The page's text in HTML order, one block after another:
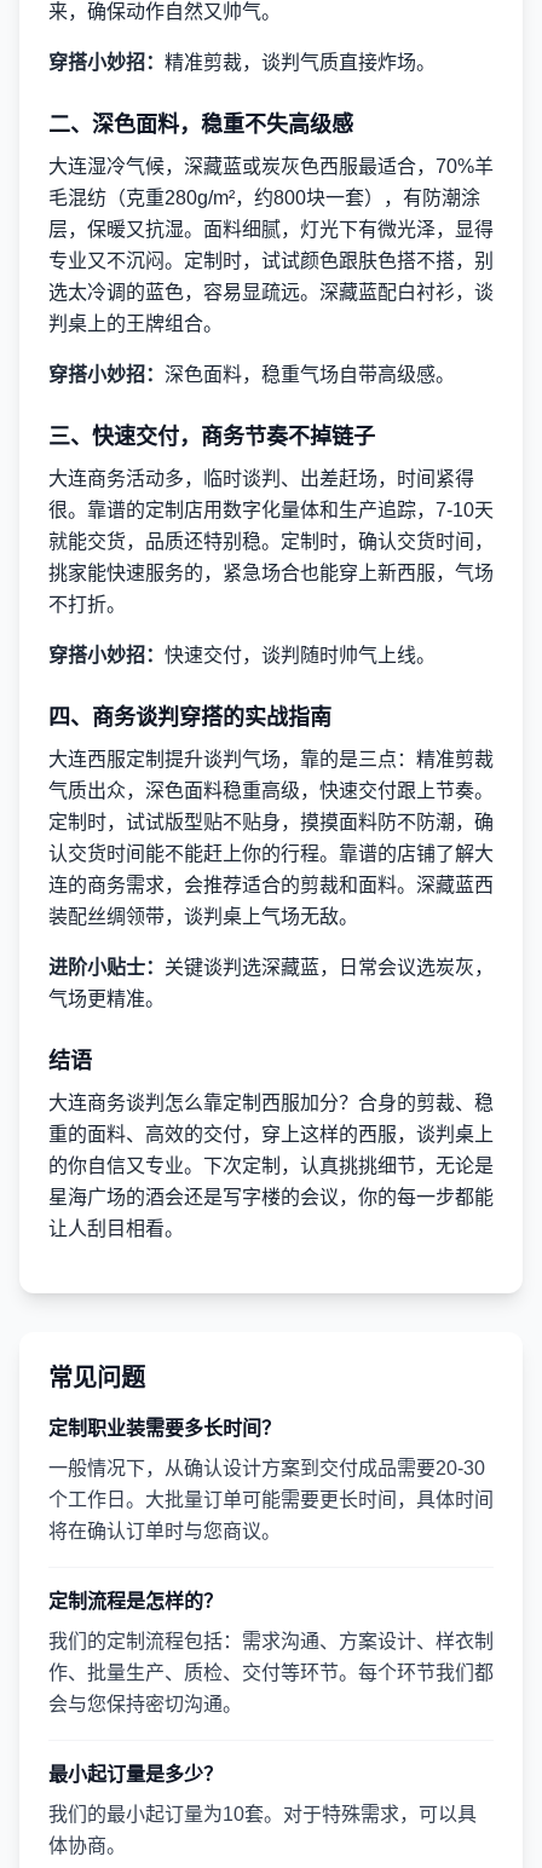
来，确保动作自然又帅气。
穿搭小妙招： 精准剪裁，谈判气质直接炸场。
二、深色面料，稳重不失高级感
大连湿冷气候，深藏蓝或炭灰色西服最适合，70%羊
毛混纺（克重280g/m²，约800块一套），有防潮涂
层，保暖又抗湿。面料细腻，灯光下有微光泽，显得
专业又不沉闷。定制时，试试颜色跟肤色搭不搭，别
选太冷调的蓝色，容易显疏远。深藏蓝配白衬衫，谈
判桌上的王牌组合。
穿搭小妙招： 深色面料，稳重气场自带高级感。
三、快速交付，商务节奏不掉链子
大连商务活动多，临时谈判、出差赶场，时间紧得
很。靠谱的定制店用数字化量体和生产追踪，7-10天
就能交货，品质还特别稳。定制时，确认交货时间，
挑家能快速服务的，紧急场合也能穿上新西服，气场
不打折。
穿搭小妙招： 快速交付，谈判随时帅气上线。
四、商务谈判穿搭的实战指南
大连西服定制提升谈判气场，靠的是三点：精准剪裁
气质出众，深色面料稳重高级，快速交付跟上节奏。
定制时，试试版型贴不贴身，摸摸面料防不防潮，确
认交货时间能不能赶上你的行程。靠谱的店铺了解大
连的商务需求，会推荐适合的剪裁和面料。深藏蓝西
装配丝绸领带，谈判桌上气场无敌。
进阶小贴士： 关键谈判选深藏蓝，日常会议选炭灰，
气场更精准。
结语
大连商务谈判怎么靠定制西服加分？合身的剪裁、稳
重的面料、高效的交付，穿上这样的西服，谈判桌上
的你自信又专业。下次定制，认真挑挑细节，无论是
星海广场的酒会还是写字楼的会议，你的每一步都能
让人刮目相看。
常见问题
定制职业装需要多长时间？
一般情况下，从确认设计方案到交付成品需要20-30
个工作日。大批量订单可能需要更长时间，具体时间
将在确认订单时与您商议。
定制流程是怎样的？
我们的定制流程包括：需求沟通、方案设计、样衣制
作、批量生产、质检、交付等环节。每个环节我们都
会与您保持密切沟通。
最小起订量是多少？
我们的最小起订量为10套。对于特殊需求，可以具
体协商。